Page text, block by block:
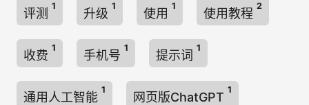
评测
1
升级
1
使用
1
使用教程
2
收费
1
手机号
1
提示词
1
通用人工智能
1
网页版ChatGPT
1